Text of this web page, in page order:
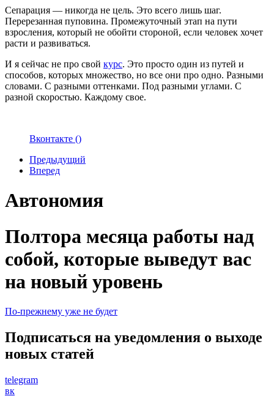
Сепарация — никогда не цель. Это всего лишь шаг.
Перерезанная пуповина. Промежуточный этап на пути
взросления, который не обойти стороной, если человек хочет
расти и развиваться.
И я сейчас не про свой курс. Это просто один из путей и
способов, которых множество, но все они про одно. Разными
словами. С разными оттенками. Под разными углами. С
разной скоростью. Каждому свое.
Вконтакте ()
Предыдущий
Вперед
Автономия
Полтора месяца работы над
собой, которые выведут вас
на новый уровень
По-прежнему уже не будет
Подписаться на уведомления о выходе
новых статей
telegram
вк